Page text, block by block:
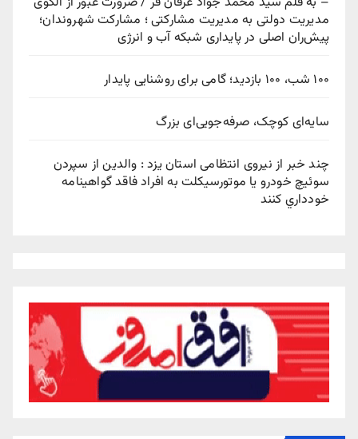
مدیریت دولتی به مدیریت مشارکتی ؛ مشارکت شهروندان؛
پیش‌ران اصلی در پایداری شبکه آب و انرژی
۱۰۰ شب، ۱۰۰ بازدید؛ گامی برای روشنایی پایدار
سایه‌ای کوچک، صرفه‌جویی‌ای بزرگ
چند خبر از نیروی انتظامی استان یزد : والدين از سپردن
سوئيچ خودرو يا موتورسيکلت به افراد فاقد گواهينامه
خودداري کنند